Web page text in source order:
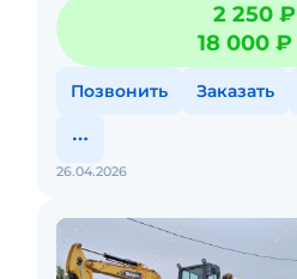
2 250 ₽
18 000 ₽
Позвонить Заказать
26.04.2026